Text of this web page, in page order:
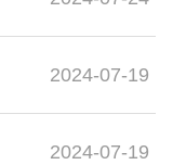
2024-07-19
2024-07-19